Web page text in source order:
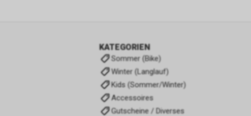
KATEGORIEN
Sommer (Bike)
Winter (Langlauf)
Kids (Sommer/Winter)
Accessoires
Gutscheine / Diverses